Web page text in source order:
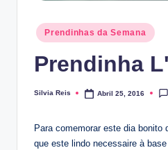
Posted
in
Prendinhas da Semana
Prendinha
Posted
Silvia Reis Abril 25, 2016
Para comemorar este dia bonito
que este lindo necessaire à